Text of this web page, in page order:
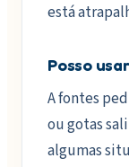
está
Posso
A fontes
ou gotas
algumas